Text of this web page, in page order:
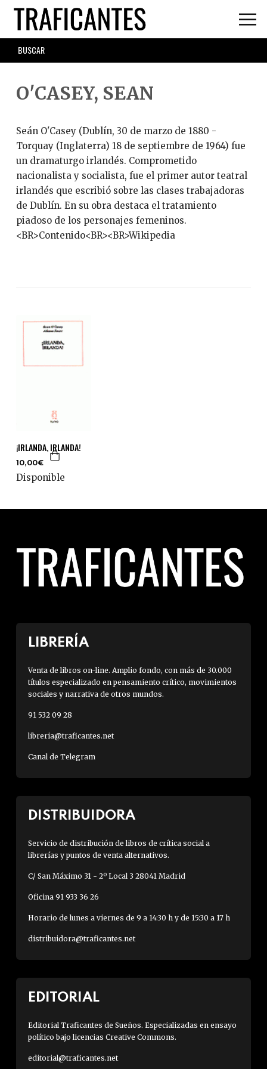
Skip
main
content
SEARCH
FORM
O'CASEY, SEAN
Seán O'Casey (Dublín, 30 de marzo de 1880 -
Torquay (Inglaterra) 18 de septiembre de 1964) fue
un dramaturgo irlandés. Comprometido
nacionalista y socialista, fue el primer autor teatral
irlandés que escribió sobre las clases trabajadoras
de Dublín. En su obra destaca el tratamiento
piadoso de los personajes femeninos.
<BR>Contenido<BR><BR>Wikipedia
¡IRLANDA, IRLANDA!
10,00€
Disponible
LIBRERÍA
Venta de libros on-line. Amplio fondo, con más de 30.000
títulos especializado en pensamiento crítico, movimientos
sociales y narrativa de otros mundos.
91 532 09 28
libreria@traficantes.net
Canal de Telegram
DISTRIBUIDORA
Servicio de distribución de libros de crítica social a
librerías y puntos de venta alternativos.
C/ San Máximo 31 - 2º Local 3 28041 Madrid
Oficina 91 933 36 26
Horario de lunes a viernes de 9 a 14:30 h y de 15:30 a 17 h
distribuidora@traficantes.net
EDITORIAL
Editorial Traficantes de Sueños. Especializadas en ensayo
político bajo licencias Creative Commons.
editorial@traficantes.net